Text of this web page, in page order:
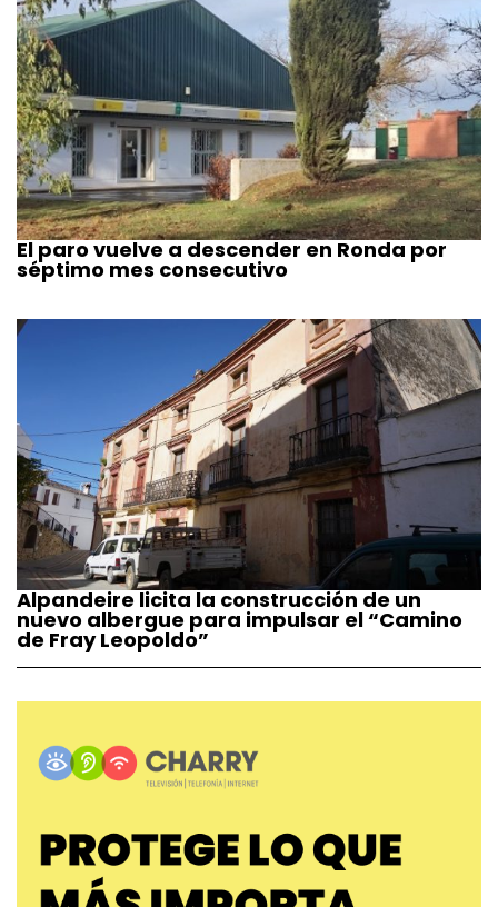
El paro vuelve a descender en Ronda por
séptimo mes consecutivo
Alpandeire licita la construcción de un
nuevo albergue para impulsar el “Camino
de Fray Leopoldo”